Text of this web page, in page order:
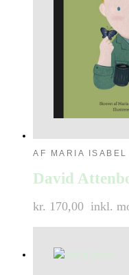
AF MARIA
David
kr. 170,00 inkl.